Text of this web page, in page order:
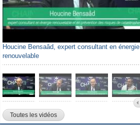
Houcine Bensaâd, expert consultant en énergie
renouvelable
Toutes les vidéos